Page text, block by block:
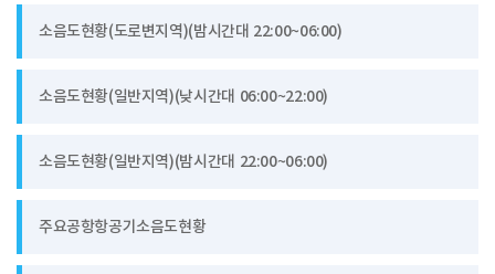
소음도현황(도로변지역)(밤시간대 22:00~06:00)
소음도현황(일반지역)(낮시간대 06:00~22:00)
소음도현황(일반지역)(밤시간대 22:00~06:00)
주요공항항공기소음도현황